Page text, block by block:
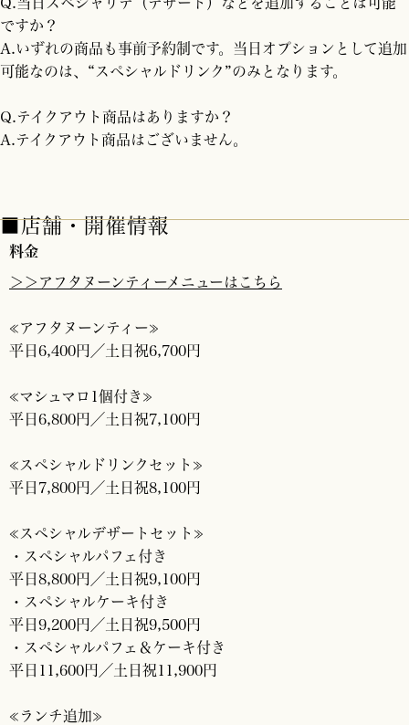
Q.当日スペシャリテ（デザート）などを追加することは可能
ですか？
A.いずれの商品も事前予約制です。当日オプションとして追加
可能なのは、“スぺシャルドリンク”のみとなります。
Q.テイクアウト商品はありますか？
A.テイクアウト商品はございません。
■店舗・開催情報
料金
＞＞アフタヌーンティーメニューはこちら
≪アフタヌーンティー≫
平日6,400円／土日祝6,700円
≪マシュマロ1個付き≫
平日6,800円／土日祝7,100円
≪スペシャルドリンクセット≫
平日7,800円／土日祝8,100円
≪スペシャルデザートセット≫
・スペシャルパフェ付き
平日8,800円／土日祝9,100円
・スペシャルケーキ付き
平日9,200円／土日祝9,500円
・スペシャルパフェ＆ケーキ付き
平日11,600円／土日祝11,900円
≪ランチ追加≫